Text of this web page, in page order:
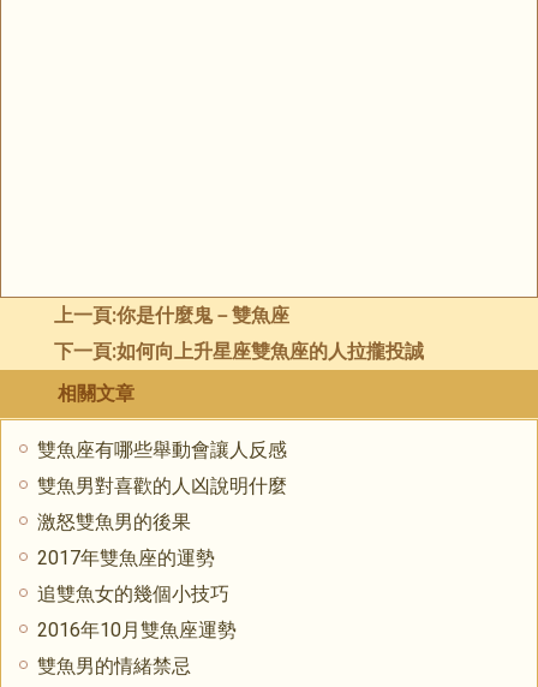
上一頁:你是什麼鬼－雙魚座
下一頁:如何向上升星座雙魚座的人拉攏投誠
相關文章
雙魚座有哪些舉動會讓人反感
雙魚男對喜歡的人凶說明什麼
激怒雙魚男的後果
2017年雙魚座的運勢
追雙魚女的幾個小技巧
2016年10月雙魚座運勢
雙魚男的情緒禁忌